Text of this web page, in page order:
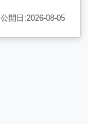
公開日:2026-08-05